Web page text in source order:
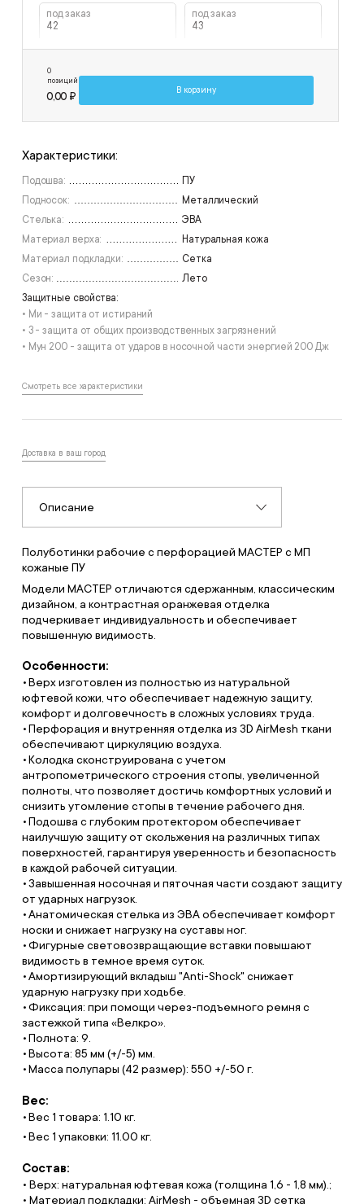
под заказ
42
под заказ
43
44
45
0
позиций
0,00 ₽
В корзину
Характеристики:
Подошва:
ПУ
Подносок:
Металлический
Стелька:
ЭВА
Материал верха:
Натуральная кожа
Материал подкладки:
Сетка
Сезон:
Лето
Защитные свойства:
• Ми - защита от истираний
• З - защита от общих производственных загрязнений
• Мун 200 - защита от ударов в носочной части энергией 200 Дж
Смотреть все характеристики
Доставка в ваш город
Описание
Полуботинки рабочие с перфорацией МАСТЕР с МП
кожаные ПУ
Модели МАСТЕР отличаются сдержанным, классическим
дизайном, а контрастная оранжевая отделка
подчеркивает индивидуальность и обеспечивает
повышенную видимость.
Особенности:
Верх изготовлен из полностью из натуральной
юфтевой кожи, что обеспечивает надежную защиту,
комфорт и долговечность в сложных условиях труда.
Перфорация и внутренняя отделка из 3D AirMesh ткани
обеспечивают циркуляцию воздуха.
Колодка сконструирована с учетом
антропометрического строения стопы, увеличенной
полноты, что позволяет достичь комфортных условий и
снизить утомление стопы в течение рабочего дня.
Подошва с глубоким протектором обеспечивает
наилучшую защиту от скольжения на различных типах
поверхностей, гарантируя уверенность и безопасность
в каждой рабочей ситуации.
Завышенная носочная и пяточная части создают защиту
от ударных нагрузок.
Анатомическая стелька из ЭВА обеспечивает комфорт
носки и снижает нагрузку на суставы ног.
Фигурные световозвращающие вставки повышают
видимость в темное время суток.
Амортизирующий вкладыш "Anti-Shock" снижает
ударную нагрузку при ходьбе.
Фиксация: при помощи через-подъемного ремня с
застежкой типа «Велкро».
Полнота: 9.
Высота: 85 мм (+/-5) мм.
Масса полупары (42 размер): 550 +/-50 г.
Вес:
Вес 1 товара: 1.10 кг.
Вес 1 упаковки: 11.00 кг.
Состав:
• Верх: натуральная юфтевая кожа (толщина 1,6 - 1,8 мм).;
• Материал подкладки: AirMesh - объемная 3D сетка